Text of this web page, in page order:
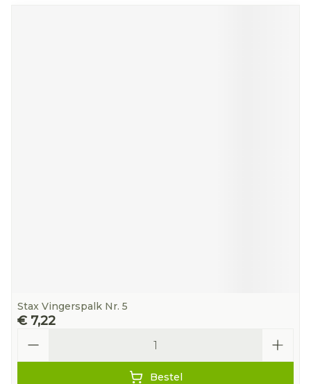
Stax Vingerspalk Nr. 5
€ 7,22
Bestel